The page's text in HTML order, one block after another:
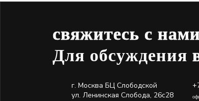
свяжитесь с нами
Для обсуждения
г. Москва БЦ Слободской
ул. Ленинская Слобода, 26с28